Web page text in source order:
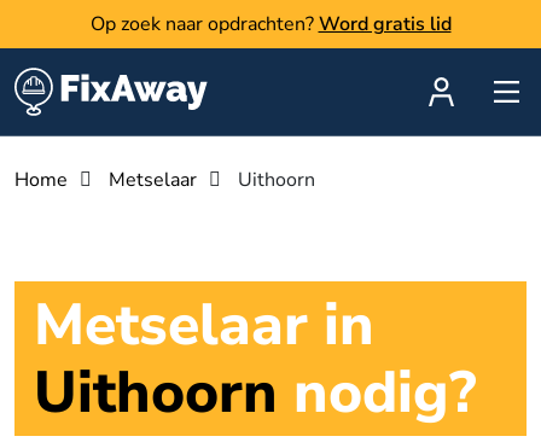
Op zoek naar opdrachten? Word gratis lid
Home Metselaar Uithoorn
Metselaar in
Uithoorn nodig?